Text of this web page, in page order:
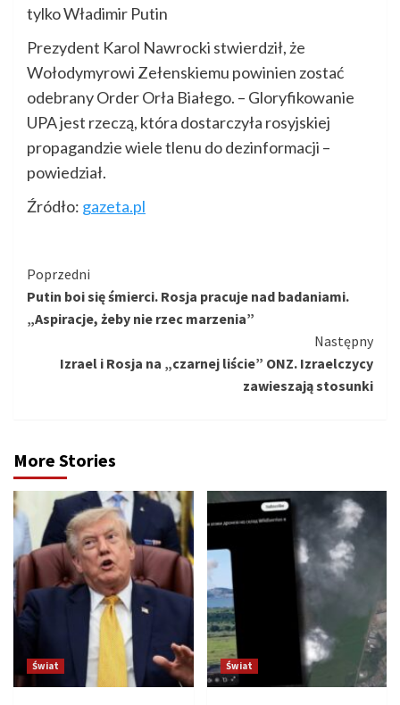
tylko Władimir Putin
Prezydent Karol Nawrocki stwierdził, że
Wołodymyrowi Zełenskiemu powinien zostać
odebrany Order Orła Białego. – Gloryfikowanie
UPA jest rzeczą, która dostarczyła rosyjskiej
propagandzie wiele tlenu do dezinformacji –
powiedział.
Źródło: gazeta.pl
Kontynuuj
czytanie
Poprzedni
Putin boi się śmierci. Rosja pracuje nad badaniami.
„Aspiracje, żeby nie rzec marzenia”
Następny
Izrael i Rosja na „czarnej liście” ONZ. Izraelczycy
zawieszają stosunki
More Stories
Świat Świat